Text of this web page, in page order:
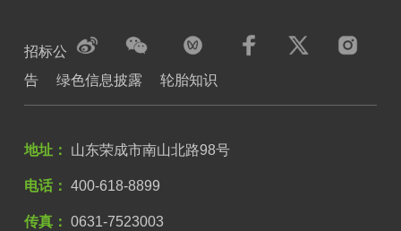
招标公
告
绿色信息披露 轮胎知识
地址： 山东荣成市南山北路98号
电话： 400-618-8899
传真： 0631-7523003